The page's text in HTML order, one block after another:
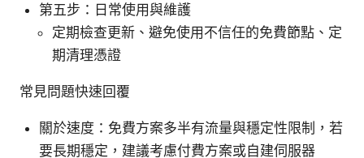
第五步：日常使用與維護
定期檢查更新、避免使用不信任的免費節點、定
期清理憑證
常見問題快速回覆
關於速度：免費方案多半有流量與穩定性限制，若
要長期穩定，建議考慮付費方案或自建伺服器